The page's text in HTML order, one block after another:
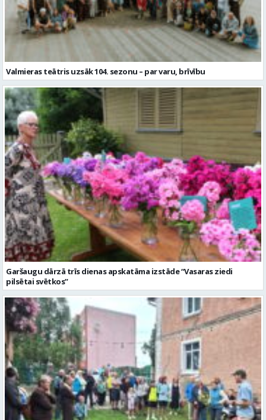
Valmieras teātris uzsāk 104. sezonu – par varu, brīvību
Garšaugu dārzā trīs dienas apskatāma izstāde “Vasaras ziedi
pilsētai svētkos”